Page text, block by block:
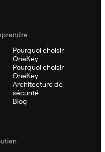
Pourquoi choisir
OneKey
Pourquoi choisir
OneKey
Architecture de
sécurité
Blog